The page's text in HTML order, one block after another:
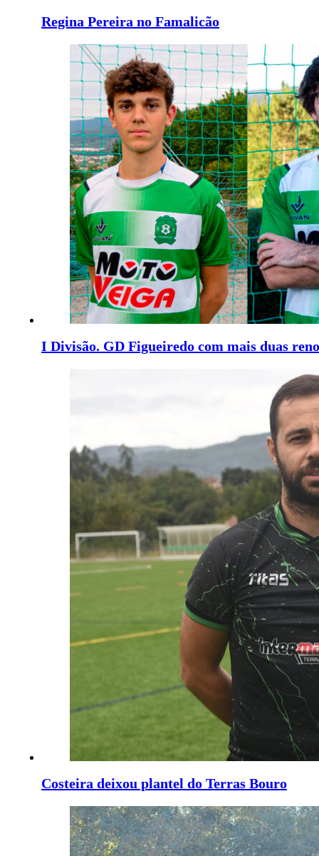
Regina Pereira no Famalicão
I Divisão. GD Figueiredo com mais duas
Costeira deixou plantel do Terras Bouro